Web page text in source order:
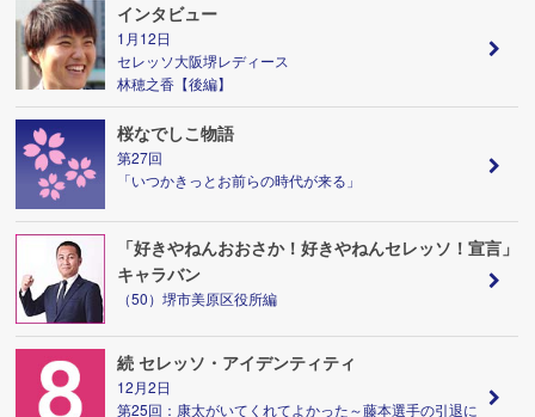
インタビュー
1月12日
セレッソ大阪堺レディース
林穂之香【後編】
桜なでしこ物語
第27回
「いつかきっとお前らの時代が来る」
「好きやねんおおさか！好きやねんセレッソ！宣言」
キャラバン
（50）堺市美原区役所編
続 セレッソ・アイデンティティ
12月2日
第25回：康太がいてくれてよかった～藤本選手の引退に